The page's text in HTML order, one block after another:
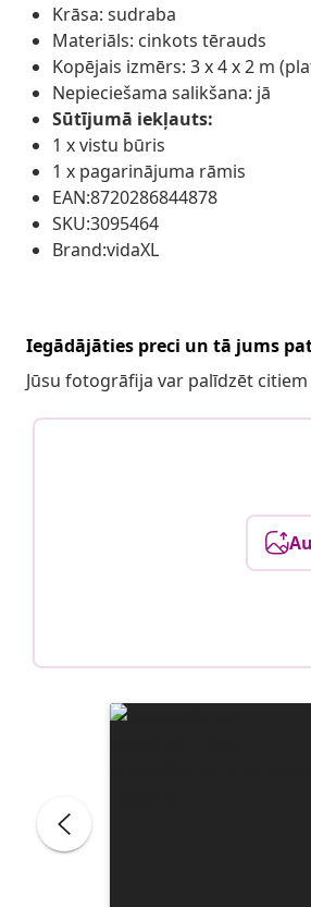
Krāsa: sudraba
Materiāls: cinkots tērauds
Kopējais izmērs: 3 x 4 x 2 m
Nepieciešama salikšana: jā
Sūtījumā iekļauts:
1 x vistu būris
1 x pagarinājuma rāmis
EAN:8720286844878
SKU:3095464
Brand:vidaXL
Iegādājāties preci un tā jums
Jūsu fotogrāfija var palīdzēt